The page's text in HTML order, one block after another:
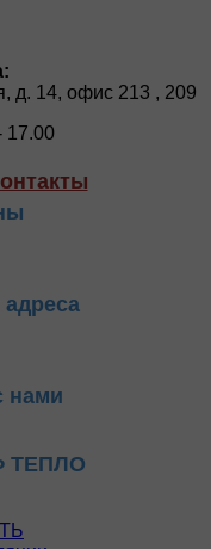
д. 14, офис 213 , 209
17.00
нами
ТЕПЛО